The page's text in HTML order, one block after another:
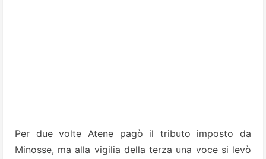
Per due volte Atene pagò il tributo imposto da
Minosse, ma alla vigilia della terza una voce si levò